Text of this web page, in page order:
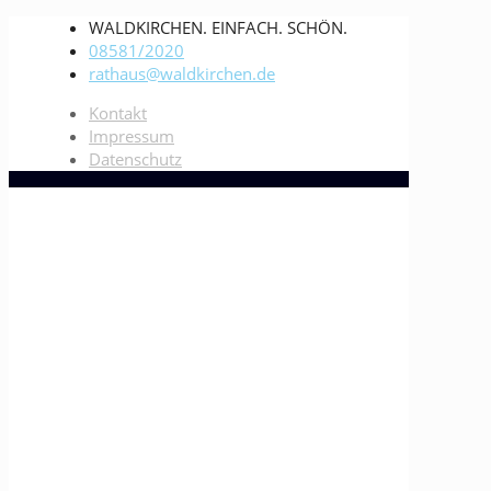
WALDKIRCHEN. EINFACH. SCHÖN.
08581/2020
rathaus@waldkirchen.de
Kontakt
Impressum
Datenschutz